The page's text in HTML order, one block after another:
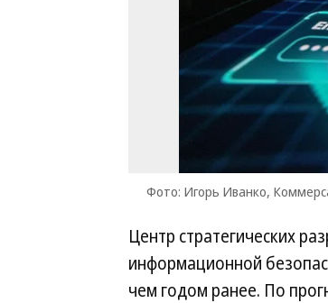
Фото: Игорь Иванко,
Центр стратегических
информационной
чем годом ранее. По